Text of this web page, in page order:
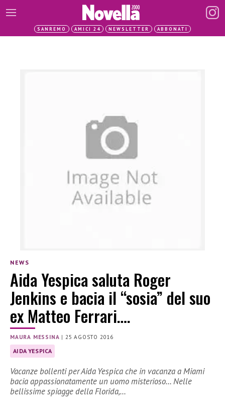
SANREMO AMICI 24 NEWSLETTER ABBONATI
NEWS
Aida Yespica saluta Roger
Jenkins e bacia il “sosia” del suo
ex Matteo Ferrari….
MAURA MESSINA | 25 AGOSTO 2016
AIDA YESPICA
Vacanze bollenti per Aida Yespica che in vacanza a Miami
bacia appassionatamente un uomo misterioso… Nelle
bellissime spiagge della Florida,…